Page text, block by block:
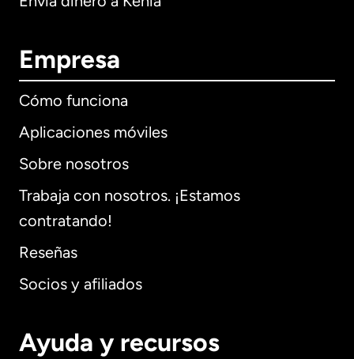
Empresa
Cómo funciona
Aplicaciones móviles
Sobre nosotros
Trabaja con nosotros. ¡Estamos
contratando!
Reseñas
Socios y afiliados
Ayuda y recursos